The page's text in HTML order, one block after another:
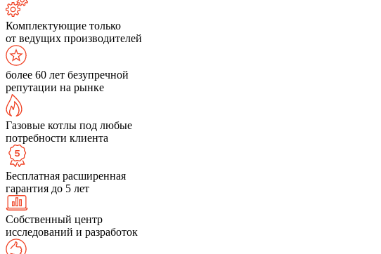
Комплектующие только
от ведущих производителей
более 60 лет безупречной
репутации на рынке
Газовые котлы под любые
потребности клиента
Бесплатная расширенная
гарантия до 5 лет
Собственный центр
исследований и разработок